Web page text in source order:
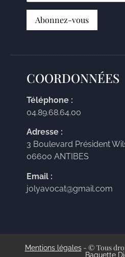
COORDONNÉES
Téléphone :
04.89.68.64.00
Adresse :
3 Boulevard Président
06600 ANTIBES
Email :
jolyavocat@gmail.com
Mentions légales- © Tous
Baguette